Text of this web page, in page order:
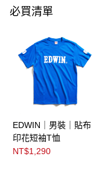
必買清單
EDWIN｜男裝｜貼布
印花短袖T恤
NT$1,290